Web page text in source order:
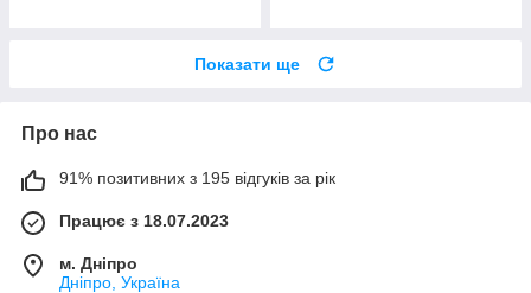
Показати ще
Про нас
91% позитивних з 195 відгуків за рік
Працює з 18.07.2023
м. Дніпро
Дніпро, Україна